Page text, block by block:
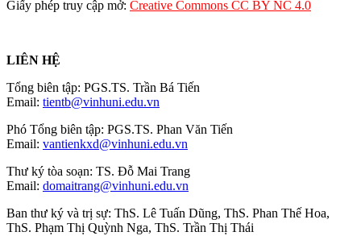
Giấy phép truy cập mở: Creative Commons CC BY NC 4.0
LIÊN HỆ
Tổng biên tập: PGS.TS. Trần Bá Tiến
Email: tientb@vinhuni.edu.vn
Phó Tổng biên tập: PGS.TS. Phan Văn Tiến
Email: vantienkxd@vinhuni.edu.vn
Thư ký tòa soạn: TS. Đỗ Mai Trang
Email: domaitrang@vinhuni.edu.vn
Ban thư ký và trị sự: ThS. Lê Tuấn Dũng, ThS. Phan Thế Hoa,
ThS. Phạm Thị Quỳnh Nga, ThS. Trần Thị Thái